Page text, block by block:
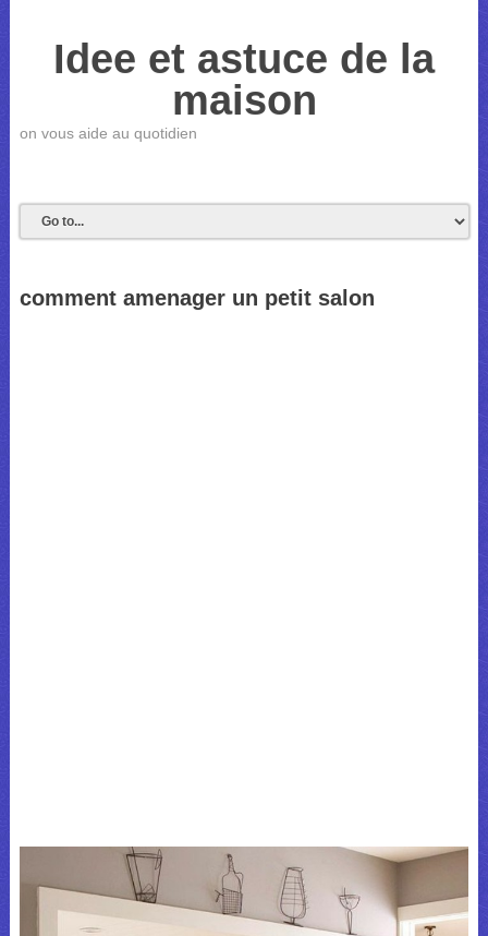
Idee et astuce de la
maison
on vous aide au quotidien
comment amenager un petit salon